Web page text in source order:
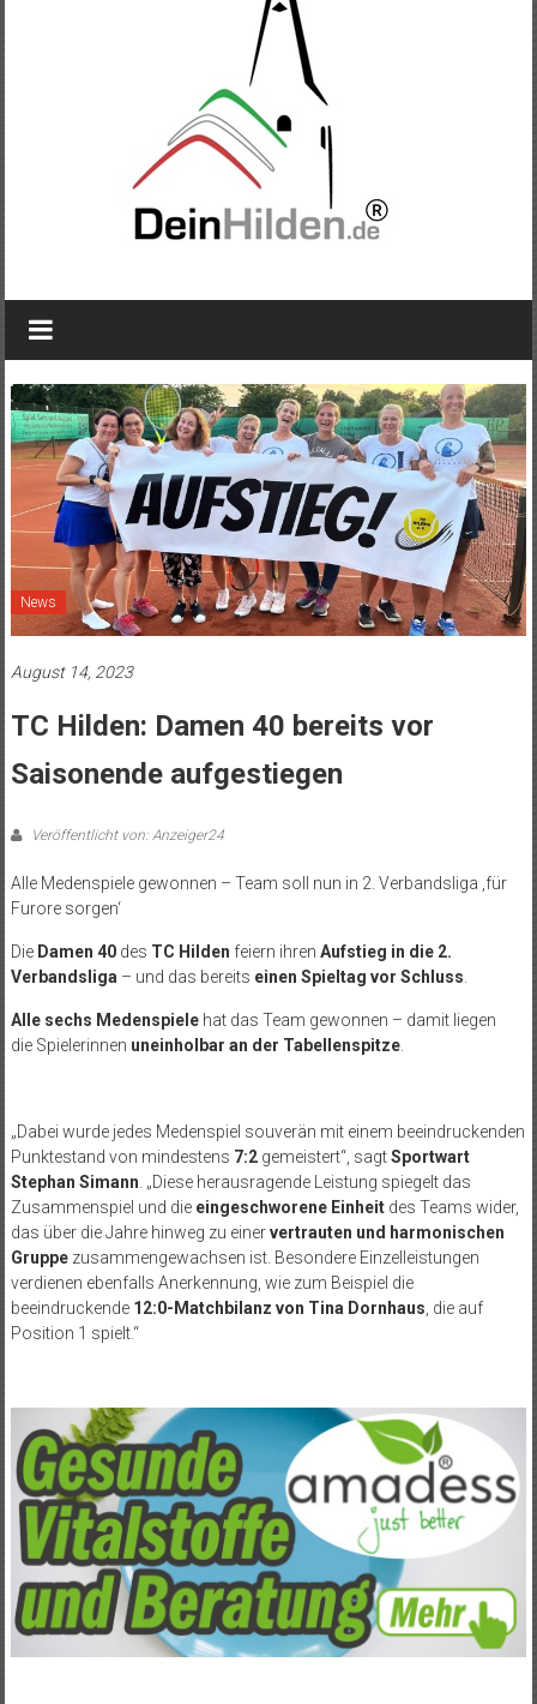
News
August 14, 2023
TC Hilden: Damen 40 bereits vor
Saisonende aufgestiegen
Veröffentlicht von: Anzeiger24
Alle Medenspiele gewonnen – Team soll nun in 2. Verbandsliga ‚für
Furore sorgen‘
Die Damen 40des TC Hilden feiern ihren Aufstieg in die 2.
Verbandsliga – und das bereits einen Spieltag vor Schluss
Alle sechs Medenspielehat das Team gewonnen – damit liegen
die Spielerinnen uneinholbar an der Tabellenspitze.
„Dabei wurde jedes Medenspiel souverän mit einem beeindruckenden
Punktestand von mindestens 7:2gemeistert“, sagtSportwart
Stephan Simann . „Diese herausragende Leistung spiegelt das
Zusammenspiel und die eingeschworene Einheitdes Teams wider,
das über die Jahre hinweg zu einervertrauten und harmonischen
Gruppezusammengewachsen ist. Besondere Einzelleistungen
verdienen ebenfalls Anerkennung, wie zum Beispiel die
beeindruckende 12:0-Matchbilanz von Tina Dornhaus , die auf
Position 1 spielt.“